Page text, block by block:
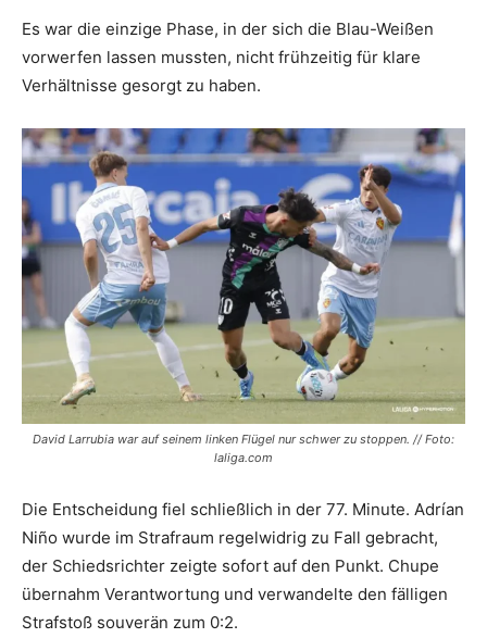
Es war die einzige Phase, in der sich die Blau-Weißen
vorwerfen lassen mussten, nicht frühzeitig für klare
Verhältnisse gesorgt zu haben.
David Larrubia war auf seinem linken Flügel nur schwer zu stoppen. // Foto:
laliga.com
Die Entscheidung fiel schließlich in der 77. Minute. Adrían
Niño wurde im Strafraum regelwidrig zu Fall gebracht,
der Schiedsrichter zeigte sofort auf den Punkt. Chupe
übernahm Verantwortung und verwandelte den fälligen
Strafstoß souverän zum 0:2.